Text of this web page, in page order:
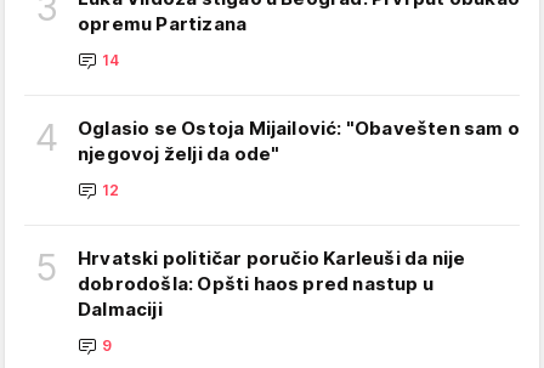
opremu Partizana
14
4
Oglasio se Ostoja Mijailović: "Obavešten sam o
njegovoj želji da ode"
12
5
Hrvatski političar poručio Karleuši da nije
dobrodošla: Opšti haos pred nastup u
Dalmaciji
9